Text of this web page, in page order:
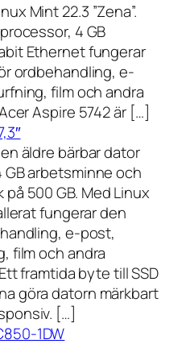
Mint 22.3 ”Zena”.
4 GB
Ethernet fungerar
ordbehandling, e-
film och andra
Aspire 5742 är […]
äldre bärbar dator
arbetsminne och
500 GB. Med Linux
fungerar den
e-post,
film och andra
framtida byte till SSD
göra datorn märkbart
[…]
1DW